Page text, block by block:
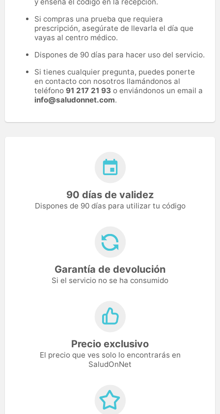
Si compras una prueba que requiera
prescripción, asegúrate de llevarla el día que
vayas al centro médico.
Dispones de 90 días para hacer uso del servicio.
Si tienes cualquier pregunta, puedes ponerte
en contacto con nosotros llamándonos al
teléfono 91 217 21 93 o enviándonos un email a
info@saludonnet.com.
90 días de validez
Dispones de 90 días para utilizar tu código
Garantía de devolución
Si el servicio no se ha consumido
Precio exclusivo
El precio que ves solo lo encontrarás en
SaludOnNet